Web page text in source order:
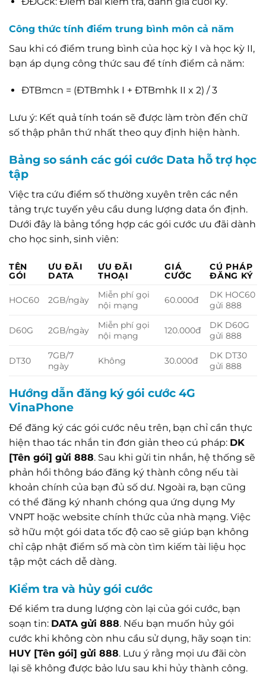
Công thức tính điểm trung bình môn cả năm
Sau khi có điểm trung bình của học kỳ I và học kỳ II,
bạn áp dụng công thức sau để tính điểm cả năm:
ĐTBmcn = (ĐTBmhk I + ĐTBmhk II x 2) / 3
Lưu ý: Kết quả tính toán sẽ được làm tròn đến chữ
số thập phân thứ nhất theo quy định hiện hành.
Bảng so sánh các gói cước Data hỗ trợ học
tập
Việc tra cứu điểm số thường xuyên trên các nền
tảng trực tuyến yêu cầu dung lượng data ổn định.
Dưới đây là bảng tổng hợp các gói cước ưu đãi dành
cho học sinh, sinh viên:
TÊN
GÓI
ƯU ĐÃI
DATA
ƯU ĐÃI
THOẠI
GIÁ
CƯỚC
CÚ PHÁP
ĐĂNG KÝ
HOC60 2GB/ngày
Miễn phí gọi
nội mạng
60.000đ
DK HOC60
gửi 888
D60G 2GB/ngày
Miễn phí gọi
nội mạng
120.000đ
DK D60G
gửi 888
DT30
7GB/7
ngày
Không 30.000đ
DK DT30
gửi 888
Hướng dẫn đăng ký gói cước 4G
VinaPhone
Để đăng ký các gói cước nêu trên, bạn chỉ cần thực
hiện thao tác nhắn tin đơn giản theo cú pháp: DK
[Tên gói] gửi 888. Sau khi gửi tin nhắn, hệ thống sẽ
phản hồi thông báo đăng ký thành công nếu tài
khoản chính của bạn đủ số dư. Ngoài ra, bạn cũng
có thể đăng ký nhanh chóng qua ứng dụng My
VNPT hoặc website chính thức của nhà mạng. Việc
sở hữu một gói data tốc độ cao sẽ giúp bạn không
chỉ cập nhật điểm số mà còn tìm kiếm tài liệu học
tập một cách dễ dàng.
Kiểm tra và hủy gói cước
Để kiểm tra dung lượng còn lại của gói cước, bạn
soạn tin: DATA gửi 888. Nếu bạn muốn hủy gói
cước khi không còn nhu cầu sử dụng, hãy soạn tin:
HUY [Tên gói] gửi 888. Lưu ý rằng mọi ưu đãi còn
lại sẽ không được bảo lưu sau khi hủy thành công.